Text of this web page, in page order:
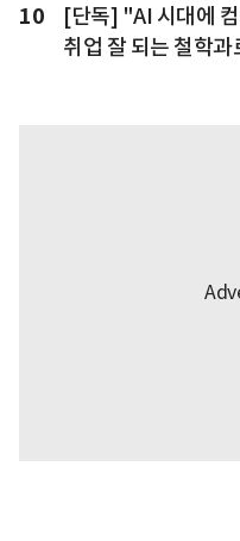
10
[단독] "AI 시대에
취업 잘 되는 철학